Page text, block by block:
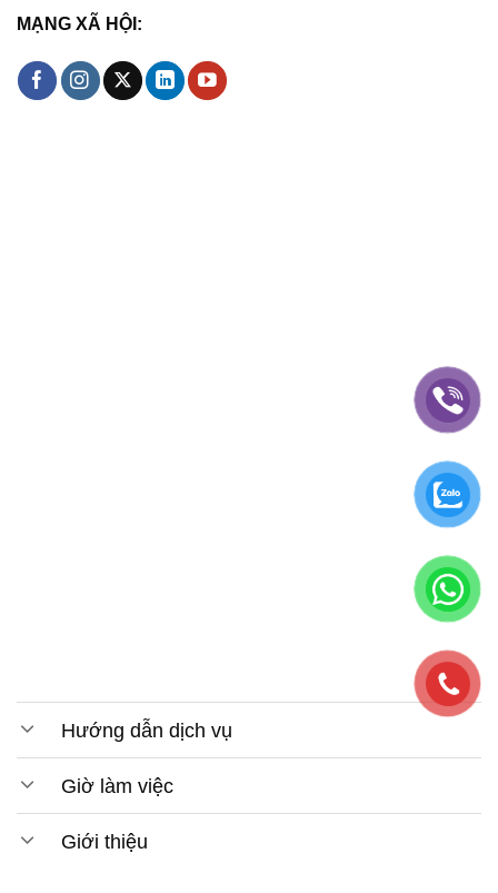
MẠNG XÃ HỘI:
Hướng dẫn dịch vụ
Giờ làm việc
Giới thiệu